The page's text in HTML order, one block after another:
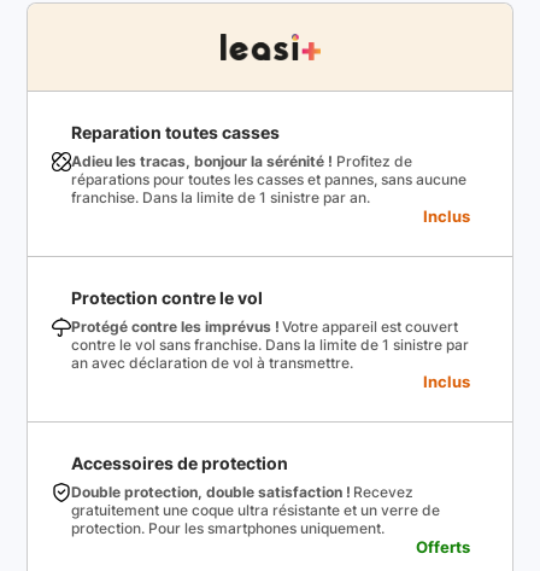
Reparation toutes casses
Adieu les tracas, bonjour la sérénité ! Profitez de
réparations pour toutes les casses et pannes, sans aucune
franchise. Dans la limite de 1 sinistre par an.
Inclus
Protection contre le vol
Protégé contre les imprévus ! Votre appareil est couvert
contre le vol sans franchise. Dans la limite de 1 sinistre par
an avec déclaration de vol à transmettre.
Inclus
Accessoires de protection
Double protection, double satisfaction ! Recevez
gratuitement une coque ultra résistante et un verre de
protection. Pour les smartphones uniquement.
Offerts